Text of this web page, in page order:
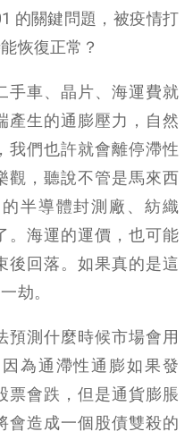
的關鍵問題，被疫情打
恢復正常？
手車、晶片、海運費就
產生的通膨壓力，自然
我們也許就會離停滯性
觀，聽說不管是馬來西
半導體封測廠、紡織
。海運的運價，也可能
後回落。如果真的是這
劫。
預測什麼時候市場會用
為通滯性通膨如果發
票會跌，但是通貨膨脹
會造成一個股債雙殺的